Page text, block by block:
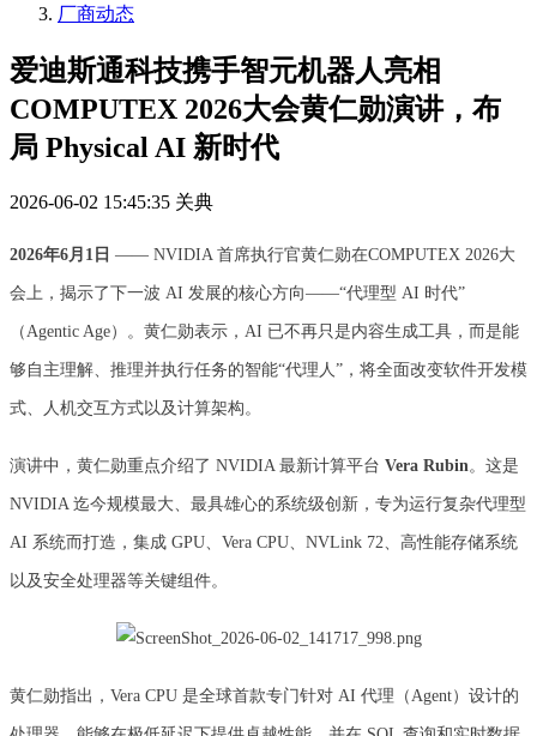
厂商动态
爱迪斯通科技携手智元机器人亮相
COMPUTEX 2026大会黄仁勋演讲，布
局 Physical AI 新时代
2026-06-02 15:45:35 关典
2026年6月1日 —— NVIDIA 首席执行官黄仁勋在COMPUTEX 2026大
会上，揭示了下一波 AI 发展的核心方向——“代理型 AI 时代”
（Agentic Age）。黄仁勋表示，AI 已不再只是内容生成工具，而是能
够自主理解、推理并执行任务的智能“代理人”，将全面改变软件开发模
式、人机交互方式以及计算架构。
演讲中，黄仁勋重点介绍了 NVIDIA 最新计算平台 Vera Rubin 。这是
NVIDIA 迄今规模最大、最具雄心的系统级创新，专为运行复杂代理型
AI 系统而打造，集成 GPU、Vera CPU、NVLink 72、高性能存储系统
以及安全处理器等关键组件。
黄仁勋指出，Vera CPU 是全球首款专门针对 AI 代理（Agent）设计的